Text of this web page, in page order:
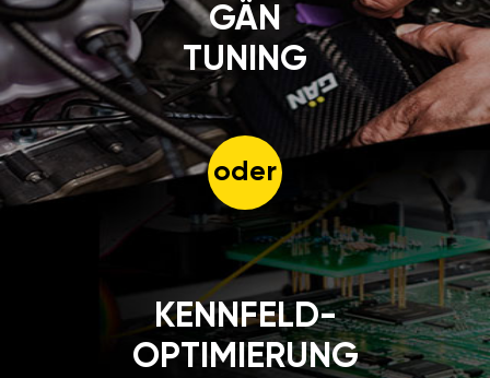
GÄN
TUNING
oder
KENNFELD-
OPTIMIERUNG